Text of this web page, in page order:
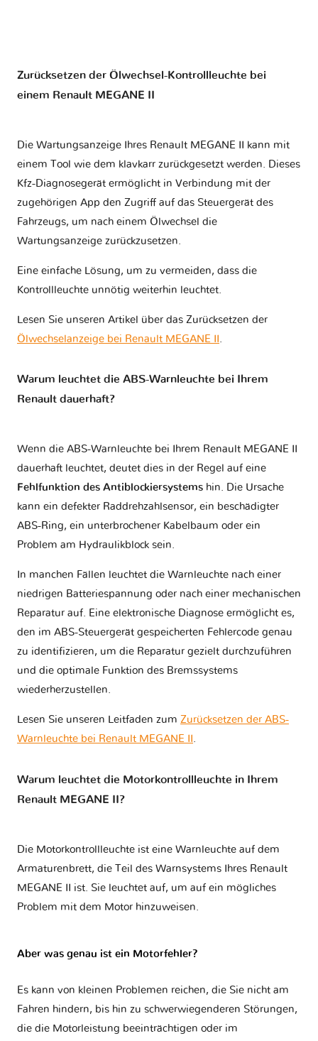
Zurücksetzen der Ölwechsel-Kontrollleuchte bei
einem Renault MEGANE II
Die Wartungsanzeige Ihres Renault MEGANE II kann mit
einem Tool wie dem klavkarr zurückgesetzt werden. Dieses
Kfz-Diagnosegerät ermöglicht in Verbindung mit der
zugehörigen App den Zugriff auf das Steuergerät des
Fahrzeugs, um nach einem Ölwechsel die
Wartungsanzeige zurückzusetzen.
Eine einfache Lösung, um zu vermeiden, dass die
Kontrollleuchte unnötig weiterhin leuchtet.
Lesen Sie unseren Artikel über das Zurücksetzen der
Ölwechselanzeige bei Renault MEGANE II.
Warum leuchtet die ABS-Warnleuchte bei Ihrem
Renault dauerhaft?
Wenn die ABS-Warnleuchte bei Ihrem Renault MEGANE II
dauerhaft leuchtet, deutet dies in der Regel auf eine
Fehlfunktion des Antiblockiersystems hin. Die Ursache
kann ein defekter Raddrehzahlsensor, ein beschädigter
ABS-Ring, ein unterbrochener Kabelbaum oder ein
Problem am Hydraulikblock sein.
In manchen Fällen leuchtet die Warnleuchte nach einer
niedrigen Batteriespannung oder nach einer mechanischen
Reparatur auf. Eine elektronische Diagnose ermöglicht es,
den im ABS-Steuergerät gespeicherten Fehlercode genau
zu identifizieren, um die Reparatur gezielt durchzuführen
und die optimale Funktion des Bremssystems
wiederherzustellen.
Lesen Sie unseren Leitfaden zum Zurücksetzen der ABS-
Warnleuchte bei Renault MEGANE II.
Warum leuchtet die Motorkontrollleuchte in Ihrem
Renault MEGANE II?
Die Motorkontrollleuchte ist eine Warnleuchte auf dem
Armaturenbrett, die Teil des Warnsystems Ihres Renault
MEGANE II ist. Sie leuchtet auf, um auf ein mögliches
Problem mit dem Motor hinzuweisen.
Aber was genau ist ein Motorfehler?
Es kann von kleinen Problemen reichen, die Sie nicht am
Fahren hindern, bis hin zu schwerwiegenderen Störungen,
die die Motorleistung beeinträchtigen oder im